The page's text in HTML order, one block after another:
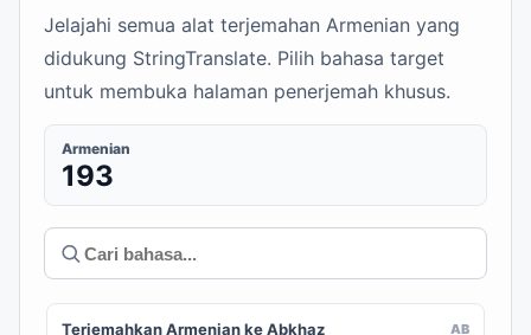
Jelajahi semua alat terjemahan Armenian yang
didukung StringTranslate. Pilih bahasa target
untuk membuka halaman penerjemah khusus.
Armenian
193
Terjemahkan Armenian ke Abkhaz AB